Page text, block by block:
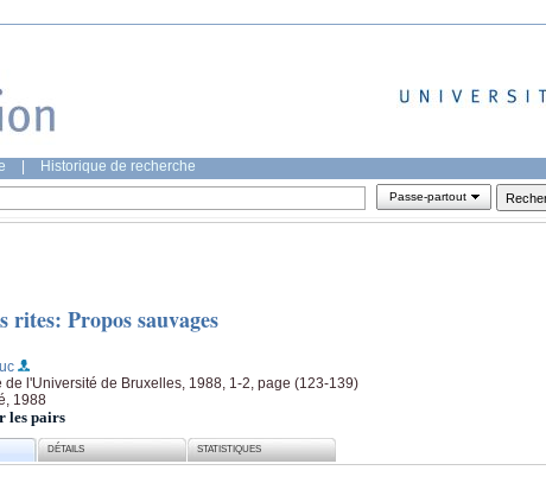
Historique de recherche
Passe-partout
rites: Propos sauvages
de l'Université de Bruxelles, 1988, 1-2, page (123-139)
1988
les pairs
DÉTAILS STATISTIQUES